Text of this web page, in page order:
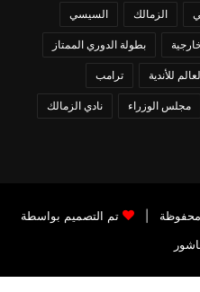
الزمالك السيسي
بطولة الدوري الممتاز
للأندية ترامب
مجلس الوزراء نادي الزمالك
تم التصميم بواسطة